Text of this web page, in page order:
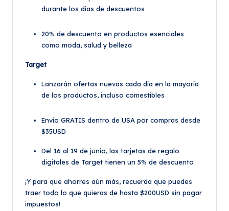
durante los días de descuentos
20% de descuento en productos esenciales
como moda, salud y belleza
Target
Lanzarán ofertas nuevas cada día en la mayoría
de los productos, incluso comestibles
Envío GRATIS dentro de USA por compras desde
$35USD
Del 16 al 19 de junio, las tarjetas de regalo
digitales de Target tienen un 5% de descuento
¡Y para que ahorres aún más, recuerda que puedes
traer todo lo que quieras de hasta $200USD sin pagar
impuestos!